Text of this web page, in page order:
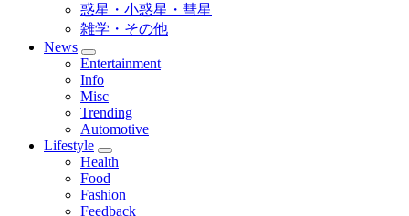
惑星・小惑星・彗星
雑学・その他
News
Entertainment
Info
Misc
Trending
Automotive
Lifestyle
Health
Food
Fashion
Feedback